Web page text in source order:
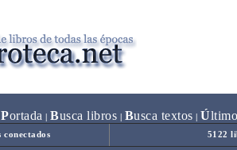
Portada Busca libros Busca textos Ú
conectados 5122